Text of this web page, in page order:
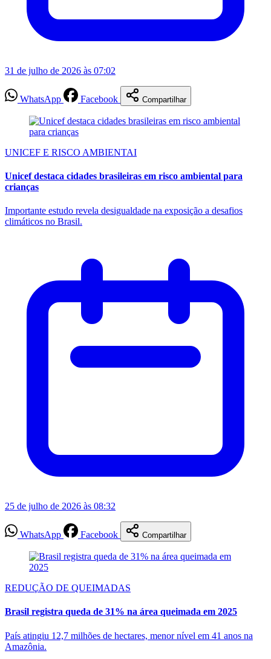
31 de julho de 2026 às 07:02
WhatsApp Facebook Compartilhar
UNICEF E RISCO AMBIENTAI
Unicef destaca cidades brasileiras em risco ambiental para
crianças
Importante estudo revela desigualdade na exposição a desafios
climáticos no Brasil.
25 de julho de 2026 às 08:32
WhatsApp Facebook Compartilhar
REDUÇÃO DE QUEIMADAS
Brasil registra queda de 31% na área queimada em 2025
País atingiu 12,7 milhões de hectares, menor nível em 41 anos na
Amazônia.